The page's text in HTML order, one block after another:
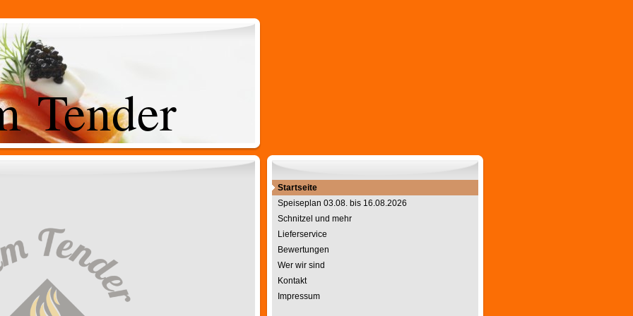
Tender
Startseite
Speiseplan 03.08. bis 16.08.2026
Schnitzel und mehr
Lieferservice
Bewertungen
Wer wir sind
Kontakt
Impressum